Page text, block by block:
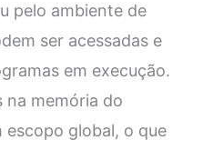
pelo ambiente de
ser acessadas e
em execução.
na memória do
global, o que